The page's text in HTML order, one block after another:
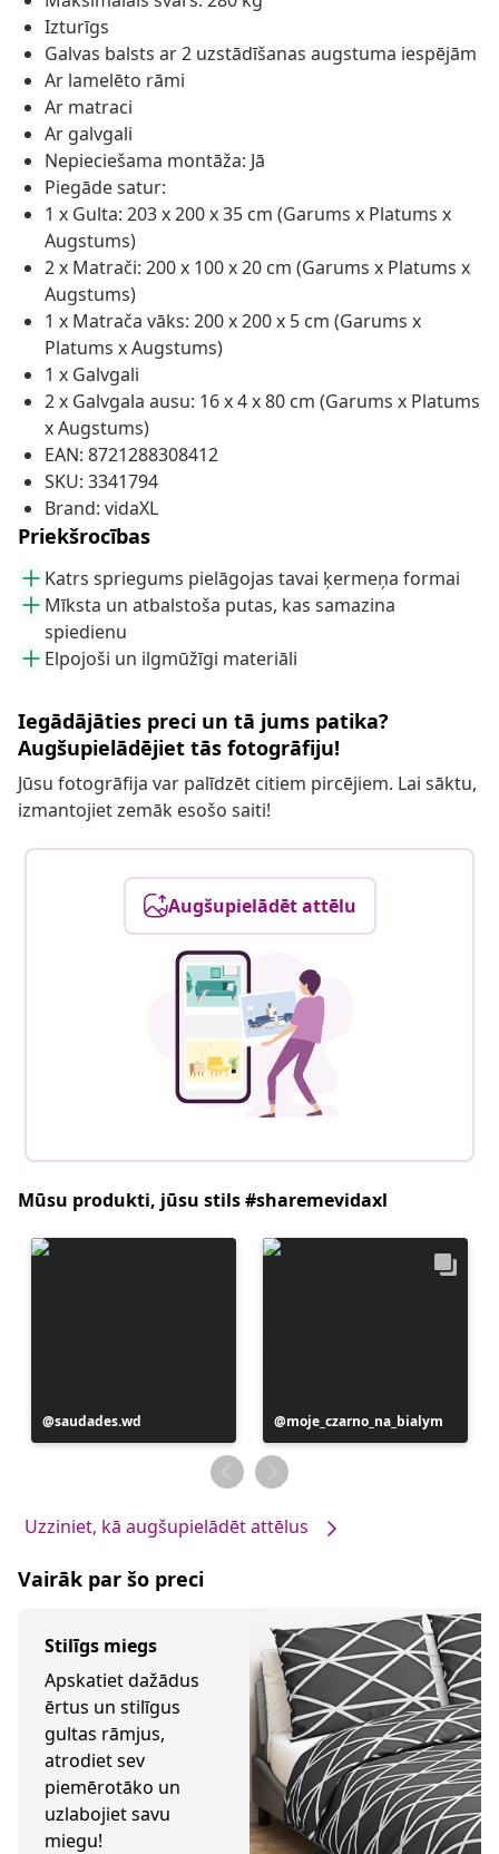
Izturīgs
Galvas balsts ar 2 uzstādīšanas augstuma iespējām
Ar lamelēto rāmi
Ar matraci
Ar galvgali
Nepieciešama montāža: Jā
Piegāde satur:
1 x Gulta: 203 x 200 x 35 cm (Garums x Platums x
Augstums)
2 x Matrači: 200 x 100 x 20 cm (Garums x Platums x
Augstums)
1 x Matrača vāks: 200 x 200 x 5 cm (Garums x
Platums x Augstums)
1 x Galvgali
2 x Galvgala ausu: 16 x 4 x 80 cm (Garums x Platums
x Augstums)
EAN: 8721288308412
SKU: 3341794
Brand: vidaXL
Priekšrocības
Katrs spriegums pielāgojas tavai ķermeņa formai
Mīksta un atbalstoša putas, kas samazina
spiedienu
Elpojoši un ilgmūžīgi materiāli
Iegādājāties preci un tā jums patika?
Augšupielādējiet tās fotogrāfiju!
Jūsu fotogrāfija var palīdzēt citiem pircējiem. Lai sāktu,
izmantojiet zemāk esošo saiti!
Augšupielādēt attēlu
Mūsu produkti, jūsu stils #sharemevidaxl
Ierakstu
publicējis
saudades.wd
Ierakstu
publicējis
moje_czarno_na_bialym
Uzziniet, kā augšupielādēt attēlus
Vairāk par šo preci
Stilīgs miegs
Apskatiet dažādus
ērtus un stilīgus
gultas rāmjus,
atrodiet sev
piemērotāko un
uzlabojiet savu
miegu!